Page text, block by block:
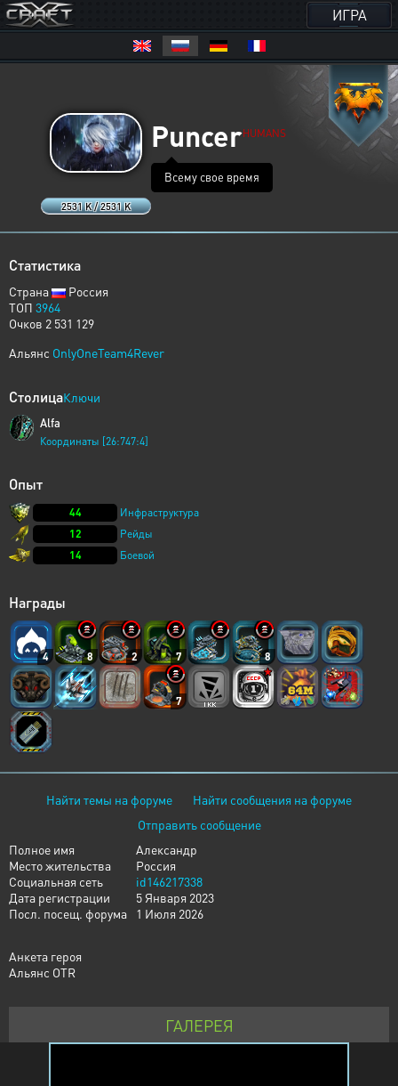
ИГРА
2531 K / 2531 K
PuncerHUMANS
Всему свое время
Статистика
Страна
Россия
ТОП 3964
Очков 2 531 129
Альянс OnlyOneTeam4Rever
СтолицаКлючи
Alfa
Координаты [26:747:4]
Опыт
44
Инфраструктура
12
Рейды
14
Боевой
Награды
4 8 2 7 8
7
Найти темы на форуме
Найти сообщения на форуме
Отправить сообщение
Полное имя
Александр
Место жительства
Россия
Социальная сеть
id146217338
Дата регистрации
5 Января 2023
Посл. посещ. форума
1 Июля 2026
Анкета героя
Альянс OTR
ГАЛЕРЕЯ